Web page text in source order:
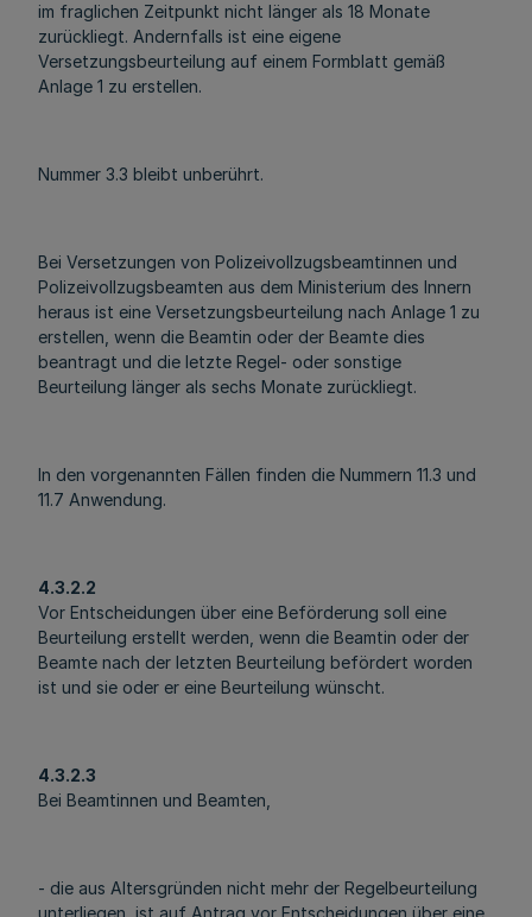
im fraglichen Zeitpunkt nicht länger als 18 Monate
zurückliegt. Andernfalls ist eine eigene
Versetzungsbeurteilung auf einem Formblatt gemäß
Anlage 1 zu erstellen.
Nummer 3.3 bleibt unberührt.
Bei Versetzungen von Polizeivollzugsbeamtinnen und
Polizeivollzugsbeamten aus dem Ministerium des Innern
heraus ist eine Versetzungsbeurteilung nach Anlage 1 zu
erstellen, wenn die Beamtin oder der Beamte dies
beantragt und die letzte Regel- oder sonstige
Beurteilung länger als sechs Monate zurückliegt.
In den vorgenannten Fällen finden die Nummern 11.3 und
11.7 Anwendung.
4.3.2.2
Vor Entscheidungen über eine Beförderung soll eine
Beurteilung erstellt werden, wenn die Beamtin oder der
Beamte nach der letzten Beurteilung befördert worden
ist und sie oder er eine Beurteilung wünscht.
4.3.2.3
Bei Beamtinnen und Beamten,
- die aus Altersgründen nicht mehr der Regelbeurteilung
unterliegen, ist auf Antrag vor Entscheidungen über eine